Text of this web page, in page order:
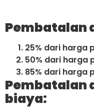
Pembatalan
25% dari harga
50% dari harga
85% dari harga
Pembatalan
biaya: